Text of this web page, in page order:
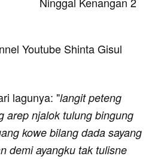
Youtube Shinta Gisul
lagunya: "langit peteng
arep njalok tulung bingung
kowe bilang dada sayang
demi ayangku tak tulisne